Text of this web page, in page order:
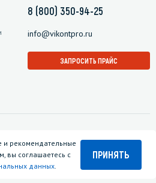
8 (800) 350-94-25
info@vikontpro.ru
ЗАПРОСИТЬ ПРАЙС
рекомендательные
вы соглашаетесь с
данных.
ПРИНЯТЬ